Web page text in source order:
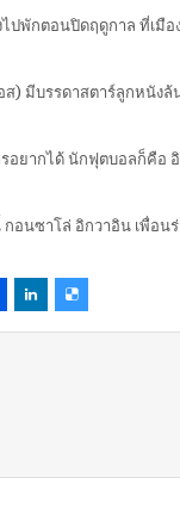
พักตอนปิดฤดูกาล ที่เมื
) มีบรรดาสตาร์ลูกหนัง
อยากได้ นักฟุตบอลก็คื
ซาโล่ อิกวาอิน เพื่อน